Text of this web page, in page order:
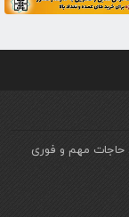
حاجات مهم و فوری